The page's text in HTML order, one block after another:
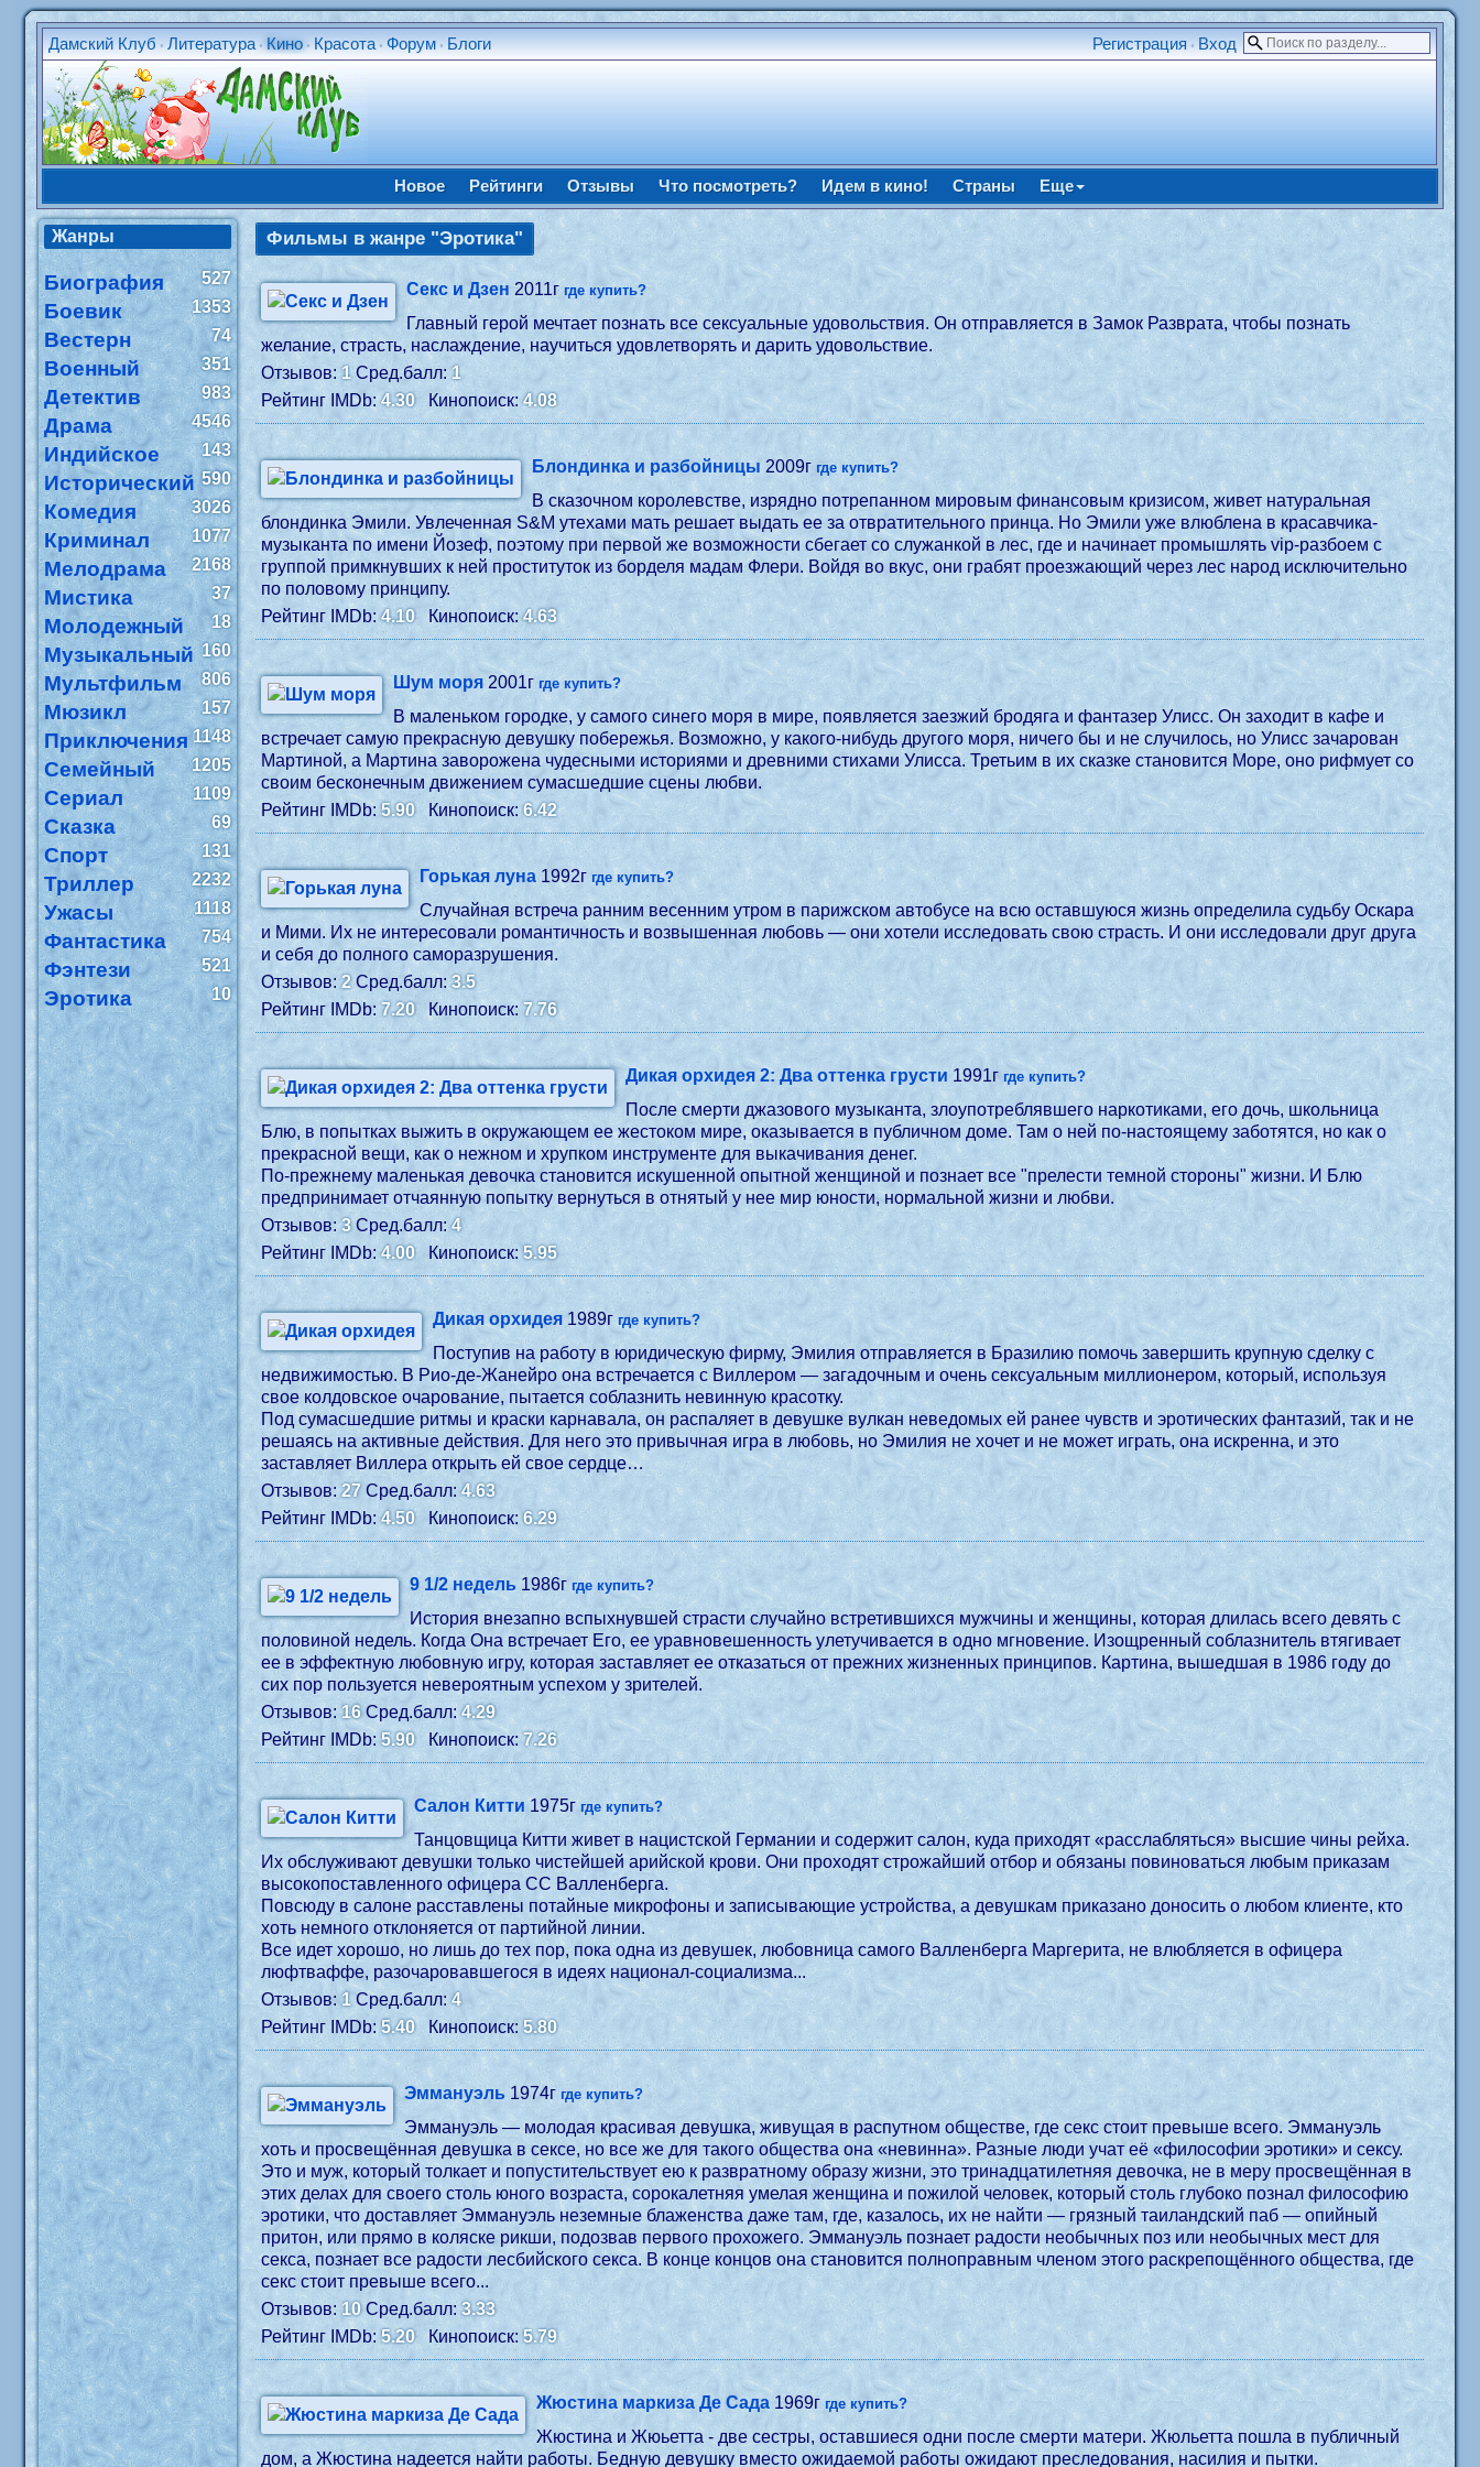
Дамский Клуб •Литература •Кино • Красота •Форум • Блоги Регистрация • Вход
Новое Рейтинги Отзывы Что посмотреть? Идем в кино! Страны Еще
Жанры
Биография 527
Боевик 1353
Вестерн 74
Военный 351
Детектив 983
Драма 4546
Индийское 143
Исторический 590
Комедия 3026
Криминал 1077
Мелодрама 2168
Мистика 37
Молодежный 18
Музыкальный 160
Мультфильм 806
Мюзикл 157
Приключения 1148
Семейный 1205
Сериал 1109
Сказка 69
Спорт 131
Триллер 2232
Ужасы 1118
Фантастика 754
Фэнтези 521
Эротика 10
Фильмы в жанре "Эротика"
Секс и Дзен2011ггде купить?
Главный герой мечтает познать все сексуальные удовольствия. Он отправляется в Замок Разврата, чтобы познать
желание, страсть, наслаждение, научиться удовлетворять и дарить удовольствие.
Отзывов:1Сред.балл:1
Рейтинг IMDb:4.30Кинопоиск:4.08
Блондинка и разбойницы 2009ггде купить?
В сказочном королевстве, изрядно потрепанном мировым финансовым кризисом, живет натуральная
блондинка Эмили. Увлеченная S&M утехами мать решает выдать ее за отвратительного принца. Но Эмили уже влюблена в красавчика-
музыканта по имени Йозеф, поэтому при первой же возможности сбегает со служанкой в лес, где и начинает промышлять vip-разбоем с
группой примкнувших к ней проституток из борделя мадам Флери. Войдя во вкус, они грабят проезжающий через лес народ исключительно
по половому принципу.
Рейтинг IMDb:4.10Кинопоиск:4.63
Шум моря 2001ггде купить?
В маленьком городке, у самого синего моря в мире, появляется заезжий бродяга и фантазер Улисс. Он заходит в кафе и
встречает самую прекрасную девушку побережья. Возможно, у какого-нибудь другого моря, ничего бы и не случилось, но Улисс зачарован
Мартиной, а Мартина заворожена чудесными историями и древними стихами Улисса. Третьим в их сказке становится Море, оно рифмует со
своим бесконечным движением сумасшедшие сцены любви.
Рейтинг IMDb:5.90Кинопоиск:6.42
Горькая луна 1992г где купить?
Случайная встреча ранним весенним утром в парижском автобусе на всю оставшуюся жизнь определила судьбу Оскара
и Мими. Их не интересовали романтичность и возвышенная любовь — они хотели исследовать свою страсть. И они исследовали друг друга
и себя до полного саморазрушения.
Отзывов:2Сред.балл:3.5
Рейтинг IMDb:7.20Кинопоиск: 7.76
Дикая орхидея 2: Два оттенка грусти 1991ггде купить?
После смерти джазового музыканта, злоупотреблявшего наркотиками, его дочь, школьница
Блю, в попытках выжить в окружающем ее жестоком мире, оказывается в публичном доме. Там о ней по-настоящему заботятся, но как о
прекрасной вещи, как о нежном и хрупком инструменте для выкачивания денег.
По-прежнему маленькая девочка становится искушенной опытной женщиной и познает все "прелести темной стороны" жизни. И Блю
предпринимает отчаянную попытку вернуться в отнятый у нее мир юности, нормальной жизни и любви.
Отзывов:3Сред.балл:4
Рейтинг IMDb:4.00Кинопоиск:5.95
Дикая орхидея 1989ггде купить?
Поступив на работу в юридическую фирму, Эмилия отправляется в Бразилию помочь завершить крупную сделку с
недвижимостью. В Рио-де-Жанейро она встречается с Виллером — загадочным и очень сексуальным миллионером, который, используя
свое колдовское очарование, пытается соблазнить невинную красотку.
Под сумасшедшие ритмы и краски карнавала, он распаляет в девушке вулкан неведомых ей ранее чувств и эротических фантазий, так и не
решаясь на активные действия. Для него это привычная игра в любовь, но Эмилия не хочет и не может играть, она искренна, и это
заставляет Виллера открыть ей свое сердце…
Отзывов:27 Сред.балл:4.63
Рейтинг IMDb:4.50Кинопоиск:6.29
9 1/2 недель 1986г где купить?
История внезапно вспыхнувшей страсти случайно встретившихся мужчины и женщины, которая длилась всего девять с
половиной недель. Когда Она встречает Его, ее уравновешенность улетучивается в одно мгновение. Изощренный соблазнитель втягивает
ее в эффектную любовную игру, которая заставляет ее отказаться от прежних жизненных принципов. Картина, вышедшая в 1986 году до
сих пор пользуется невероятным успехом у зрителей.
Отзывов:16Сред.балл:4.29
Рейтинг IMDb:5.90Кинопоиск:7.26
Салон Китти1975ггде купить?
Танцовщица Китти живет в нацистской Германии и содержит салон, куда приходят «расслабляться» высшие чины рейха.
Их обслуживают девушки только чистейшей арийской крови. Они проходят строжайший отбор и обязаны повиноваться любым приказам
высокопоставленного офицера СС Валленберга.
Повсюду в салоне расставлены потайные микрофоны и записывающие устройства, а девушкам приказано доносить о любом клиенте, кто
хоть немного отклоняется от партийной линии.
Все идет хорошо, но лишь до тех пор, пока одна из девушек, любовница самого Валленберга Маргерита, не влюбляется в офицера
люфтваффе, разочаровавшегося в идеях национал-социализма...
Отзывов:1 Сред.балл:4
Рейтинг IMDb:5.40Кинопоиск:5.80
Эммануэль 1974ггде купить?
Эммануэль — молодая красивая девушка, живущая в распутном обществе, где секс стоит превыше всего. Эммануэль
хоть и просвещённая девушка в сексе, но все же для такого общества она «невинна». Разные люди учат её «философии эротики» и сексу.
Это и муж, который толкает и попустительствует ею к развратному образу жизни, это тринадцатилетняя девочка, не в меру просвещённая в
этих делах для своего столь юного возраста, сорокалетняя умелая женщина и пожилой человек, который столь глубоко познал философию
эротики, что доставляет Эммануэль неземные блаженства даже там, где, казалось, их не найти — грязный таиландский паб — опийный
притон, или прямо в коляске рикши, подозвав первого прохожего. Эммануэль познает радости необычных поз или необычных мест для
секса, познает все радости лесбийского секса. В конце концов она становится полноправным членом этого раскрепощённого общества, где
секс стоит превыше всего...
Отзывов:10Сред.балл:3.33
Рейтинг IMDb:5.20Кинопоиск:5.79
Жюстина маркиза Де Сада1969ггде купить?
Жюстина и Жюьетта - две сестры, оставшиеся одни после смерти матери. Жюльетта пошла в публичный
дом, а Жюстина надеется найти работы. Бедную девушку вместо ожидаемой работы ожидают преследования, насилия и пытки.